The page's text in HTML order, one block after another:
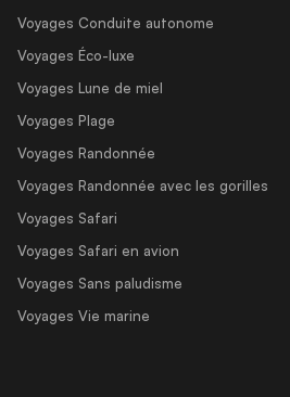
Voyages Conduite autonome
Voyages Éco-luxe
Voyages Lune de miel
Voyages Plage
Voyages Randonnée
Voyages Randonnée avec les gorilles
Voyages Safari
Voyages Safari en avion
Voyages Sans paludisme
Voyages Vie marine